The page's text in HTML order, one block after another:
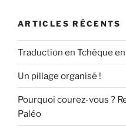
o
k
n
ARTICLES RÉCENTS
Traduction en Tchèque
Un pillage organisé !
Pourquoi courez-vous ?
Paléo